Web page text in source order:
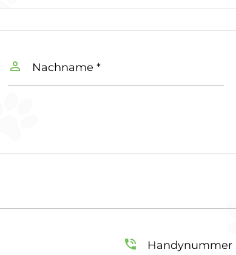
Nachname *
Handynummer